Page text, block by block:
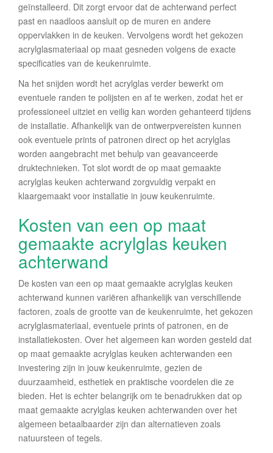
geïnstalleerd. Dit zorgt ervoor dat de achterwand perfect
past en naadloos aansluit op de muren en andere
oppervlakken in de keuken. Vervolgens wordt het gekozen
acrylglasmateriaal op maat gesneden volgens de exacte
specificaties van de keukenruimte.
Na het snijden wordt het acrylglas verder bewerkt om
eventuele randen te polijsten en af te werken, zodat het er
professioneel uitziet en veilig kan worden gehanteerd tijdens
de installatie. Afhankelijk van de ontwerpvereisten kunnen
ook eventuele prints of patronen direct op het acrylglas
worden aangebracht met behulp van geavanceerde
druktechnieken. Tot slot wordt de op maat gemaakte
acrylglas keuken achterwand zorgvuldig verpakt en
klaargemaakt voor installatie in jouw keukenruimte.
Kosten van een op maat
gemaakte acrylglas keuken
achterwand
De kosten van een op maat gemaakte acrylglas keuken
achterwand kunnen variëren afhankelijk van verschillende
factoren, zoals de grootte van de keukenruimte, het gekozen
acrylglasmateriaal, eventuele prints of patronen, en de
installatiekosten. Over het algemeen kan worden gesteld dat
op maat gemaakte acrylglas keuken achterwanden een
investering zijn in jouw keukenruimte, gezien de
duurzaamheid, esthetiek en praktische voordelen die ze
bieden. Het is echter belangrijk om te benadrukken dat op
maat gemaakte acrylglas keuken achterwanden over het
algemeen betaalbaarder zijn dan alternatieven zoals
natuursteen of tegels.